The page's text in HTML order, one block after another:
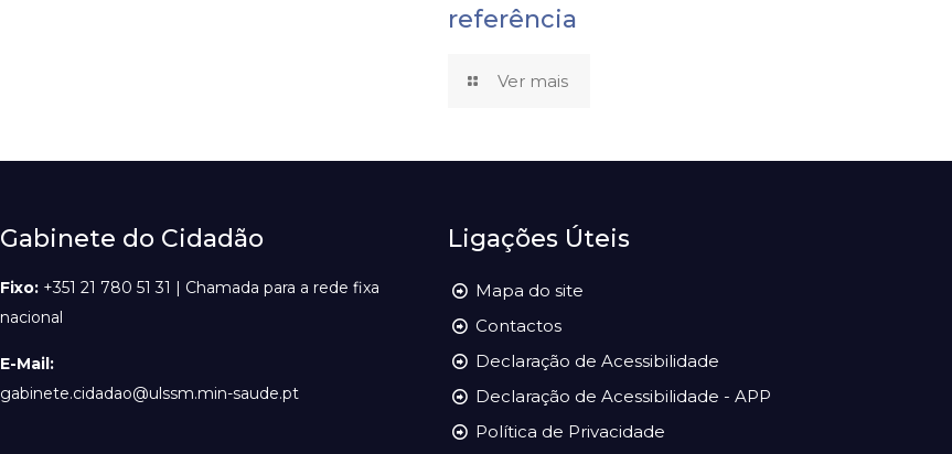
referência
Ver mais
Gabinete do Cidadão
Fixo:+351 21 780 51 31 | Chamada para a rede fixa
nacional
E-Mail:
gabinete.cidadao@ulssm.min-saude.pt
Ligações Úteis
Mapa do site
Contactos
Declaração de Acessibilidade
Declaração de Acessibilidade - APP
Política de Privacidade